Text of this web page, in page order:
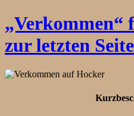
„Verkommen“
zur letzten Seite